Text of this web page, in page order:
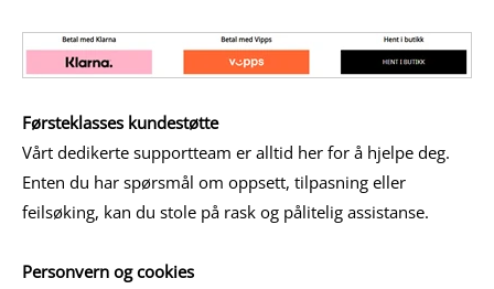
Førsteklasses kundestøtte
Vårt dedikerte supportteam er alltid her for å hjelpe deg.
Enten du har spørsmål om oppsett, tilpasning eller
feilsøking, kan du stole på rask og pålitelig assistanse.
Personvern og cookies